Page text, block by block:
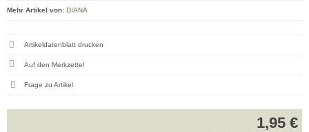
1,95 €
Mehr Artikel von: DIANA
Artikeldatenblatt drucken
Frage zu Artikel